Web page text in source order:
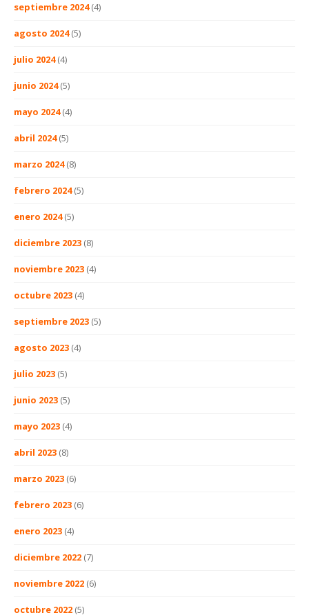
septiembre 2024(4)
agosto 2024(5)
julio 2024(4)
junio 2024(5)
mayo 2024(4)
abril 2024(5)
marzo 2024(8)
febrero 2024(5)
enero 2024(5)
diciembre 2023 (8)
noviembre 2023 (4)
octubre 2023 (4)
septiembre 2023 (5)
agosto 2023 (4)
julio 2023 (5)
junio 2023 (5)
mayo 2023 (4)
abril 2023 (8)
marzo 2023 (6)
febrero 2023 (6)
enero 2023 (4)
diciembre 2022 (7)
noviembre 2022 (6)
octubre 2022 (5)